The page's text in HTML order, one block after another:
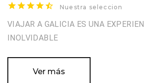
Nuestra seleccion
VIAJAR A GALICIA ES UNA
INOLVIDABLE
Ver más